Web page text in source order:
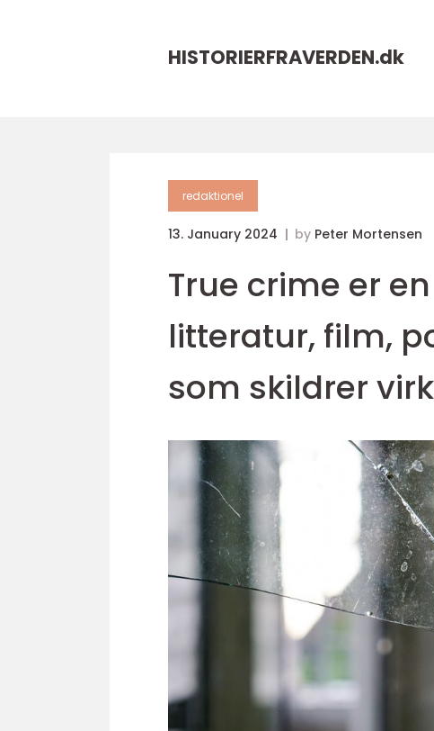
HISTORIERFRAVERDEN.dk
redaktionel
13. January 2024 by Peter Mortensen
True crime er
litteratur, film,
som skildrer